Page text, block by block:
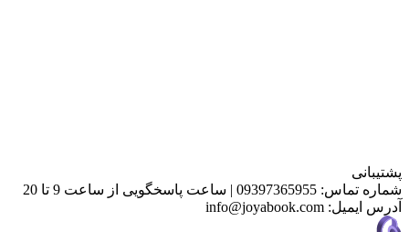
پشتیبانی
شماره تماس: 09397365955
| ساعت پاسخگویی از ساعت 9 تا 20
آدرس ایمیل: info@joyabook.com